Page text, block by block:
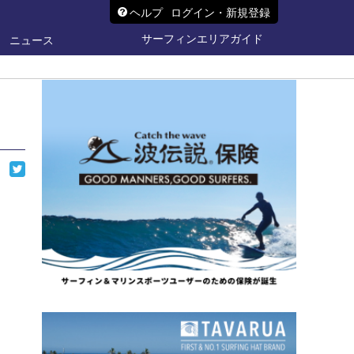
ヘルプ ログイン・新規登録
ニュース
サーフィンエリアガイド